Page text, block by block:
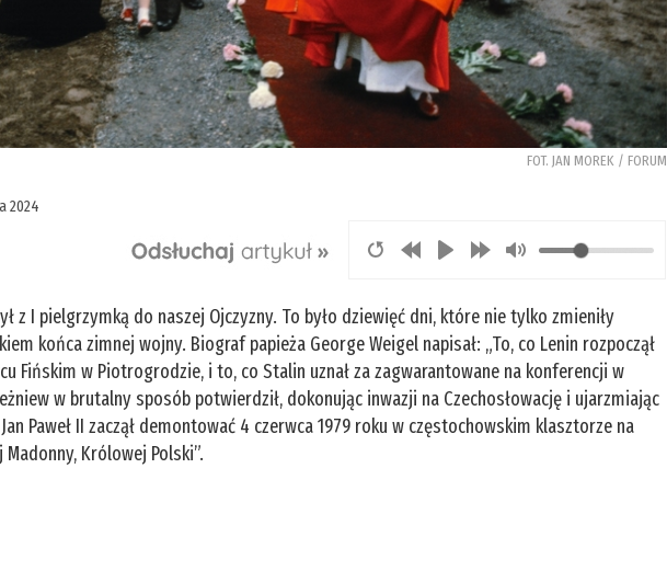
FOT. JAN MOREK / FORUM
2024
z I pielgrzymką do naszej Ojczyzny. To było dziewięć dni, które nie tylko zmieniły
końca zimnej wojny. Biograf papieża George Weigel napisał: „To, co Lenin rozpoczął
Fińskim w Piotrogrodzie, i to, co Stalin uznał za zagwarantowane na konferencji w
w brutalny sposób potwierdził, dokonując inwazji na Czechosłowację i ujarzmiając
Paweł II zaczął demontować 4 czerwca 1979 roku w częstochowskim klasztorze na
Królowej Polski”.